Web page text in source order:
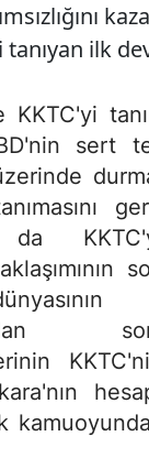
tanıyan ilk
KKTC'yi
sert
da